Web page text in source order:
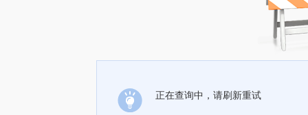
正在查询中，请刷新重试